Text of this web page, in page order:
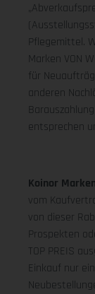
Pflegemittel.
Marken VON
für
anderen
entsprechen
Koinor
vom
von dieser
Prospekten
TOP PREIS
Einkauf nur